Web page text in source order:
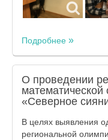
Подробнее
О проведении
«Северное
В целях выявления
региональной